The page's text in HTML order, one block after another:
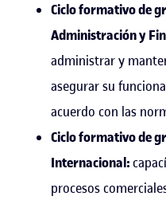
Ciclo formativo de
Administración y
administrar y
asegurar su
acuerdo con las
Ciclo formativo de
Internacional:
procesos